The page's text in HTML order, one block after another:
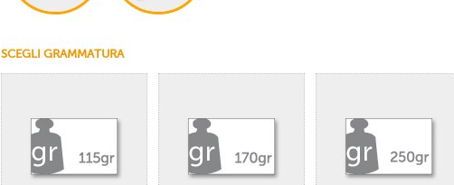
SCEGLI GRAMMATURA